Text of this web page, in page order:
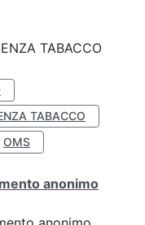
TABACCO
TABACCO
OMS
anonimo